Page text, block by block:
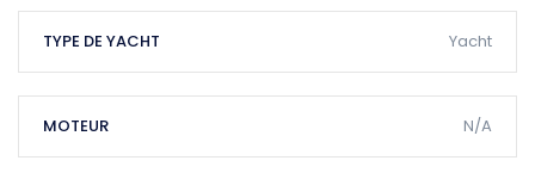
TYPE DE YACHT Yacht
MOTEUR N/A